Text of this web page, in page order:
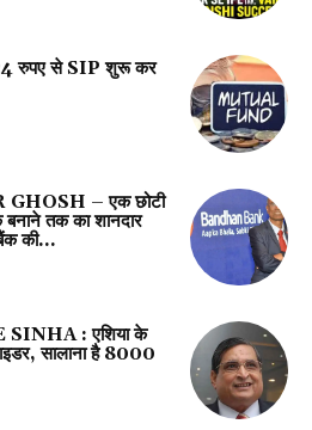
रुपए से SIP शुरू कर
– एक छोटी
तक का शानदार
की...
: एशिया के
सालाना है 8000